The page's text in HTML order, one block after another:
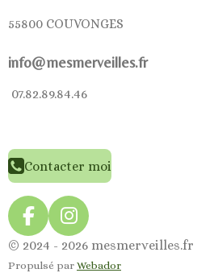
55800 COUVONGES
info@mesmerveilles.fr
07.82.89.84.46
Contacter moi
F
a
c
I
n
s
© 2024 - 2026 mesmerveilles.fr
Propulsé par Webador